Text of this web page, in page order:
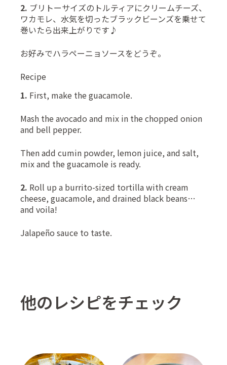
2. ブリトーサイズのトルティアにクリームチーズ、
ワカモレ、水気を切ったブラックビーンズを乗せて
巻いたら出来上がりです♪
お好みでハラペーニョソースをどうぞ。
Recipe
1. First, make the guacamole.
Mash the avocado and mix in the chopped onion
and bell pepper.
Then add cumin powder, lemon juice, and salt,
mix and the guacamole is ready.
2. Roll up a burrito-sized tortilla with cream
cheese, guacamole, and drained black beans…
and voila!
Jalapeño sauce to taste.
他のレシピをチェック